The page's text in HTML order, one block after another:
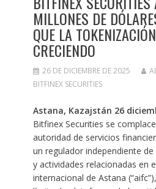
MILLONES DE
QUE LA
CRECIENDO
26 DE DICIEMBRE DE 2025
BITFINEX SECURITIES
Astana, Kazajstán 26
Bitfinex Securities se
autoridad de servicios
un regulador independiente
y actividades relacionadas en
internacional de Astana